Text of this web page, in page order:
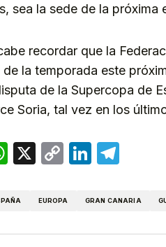
sea la sede de la próxima
recordar que la
de la temporada este
de la Supercopa de
Soria, tal vez en los
WhatsApp
X
CopyLinkedIn
EUROPA GRAN CANARIA